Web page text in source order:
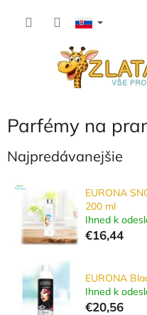
Parfémy na
Najpredávanejšie
EURONA
200 ml
Ihned k
€16,44
EURONA
Ihned k
€20,56